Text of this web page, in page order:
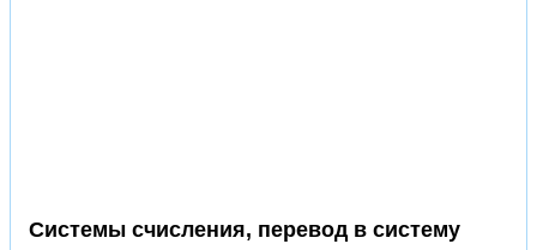
Системы счисления, перевод в систему